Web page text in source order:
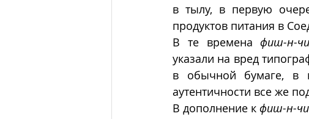
в тылу, в первую
продуктов питания в
В те времена фиш-н-
указали на вред
в обычной бумаге, в
аутентичности все же
В дополнение к фиш-н-